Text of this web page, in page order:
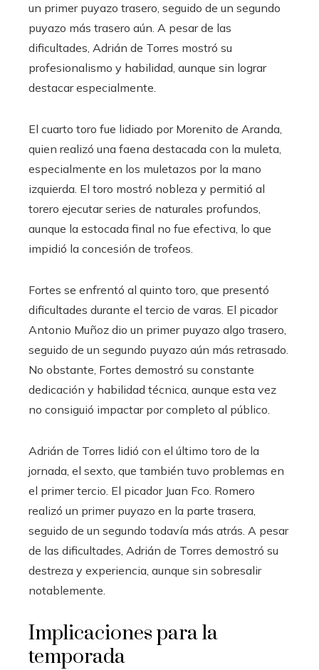
un primer puyazo trasero, seguido de un segundo
puyazo más trasero aún. A pesar de las
dificultades, Adrián de Torres mostró su
profesionalismo y habilidad, aunque sin lograr
destacar especialmente.
El cuarto toro fue lidiado por Morenito de Aranda,
quien realizó una faena destacada con la muleta,
especialmente en los muletazos por la mano
izquierda. El toro mostró nobleza y permitió al
torero ejecutar series de naturales profundos,
aunque la estocada final no fue efectiva, lo que
impidió la concesión de trofeos.
Fortes se enfrentó al quinto toro, que presentó
dificultades durante el tercio de varas. El picador
Antonio Muñoz dio un primer puyazo algo trasero,
seguido de un segundo puyazo aún más retrasado.
No obstante, Fortes demostró su constante
dedicación y habilidad técnica, aunque esta vez
no consiguió impactar por completo al público.
Adrián de Torres lidió con el último toro de la
jornada, el sexto, que también tuvo problemas en
el primer tercio. El picador Juan Fco. Romero
realizó un primer puyazo en la parte trasera,
seguido de un segundo todavía más atrás. A pesar
de las dificultades, Adrián de Torres demostró su
destreza y experiencia, aunque sin sobresalir
notablemente.
Implicaciones para la
temporada